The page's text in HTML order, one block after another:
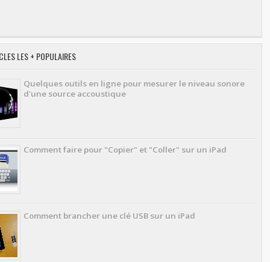
LES + POPULAIRES
Quelques outils en ligne pour mesurer le niveau sonore
d'une source accoustique
Comment faire pour "Copier" et "Coller" sur un iPad
Comment brancher une clé USB sur un iPad